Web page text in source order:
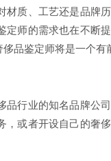
质、工艺还是品牌
师的需求也在不断
品鉴定师将是一个有
行业的知名品牌公
或者开设自己的奢